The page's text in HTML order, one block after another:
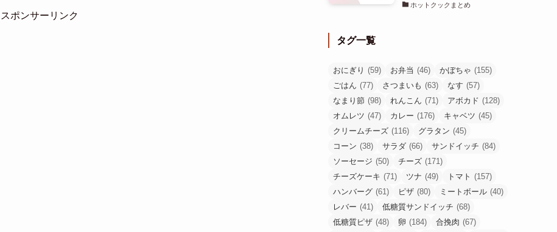
スポンサーリンク
ホットクックまとめ
タグ一覧
おにぎり (59) お弁当 (46) かぼちゃ (155)
ごはん (77) さつまいも (63) なす (57)
なまり節 (98) れんこん (71) アボカド (128)
オムレツ (47) カレー (176) キャベツ (45)
クリームチーズ (116) グラタン (45)
コーン (38) サラダ (66) サンドイッチ (84)
ソーセージ (50) チーズ (171)
チーズケーキ (71) ツナ (49) トマト (157)
ハンバーグ (61) ピザ (80) ミートボール (40)
レバー (41) 低糖質サンドイッチ (68)
低糖質ピザ (48) 卵 (184) 合挽肉 (67)